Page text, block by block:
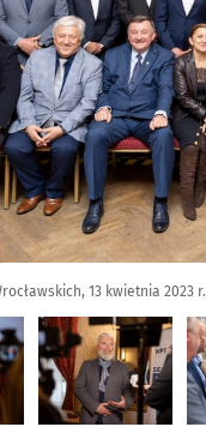
13 kwietnia 2023